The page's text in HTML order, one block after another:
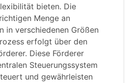
bieten. Die
Menge an
in verschiedenen Größen
erfolgt über den
Diese Förderer
Steuerungssystem
und gewährleisten